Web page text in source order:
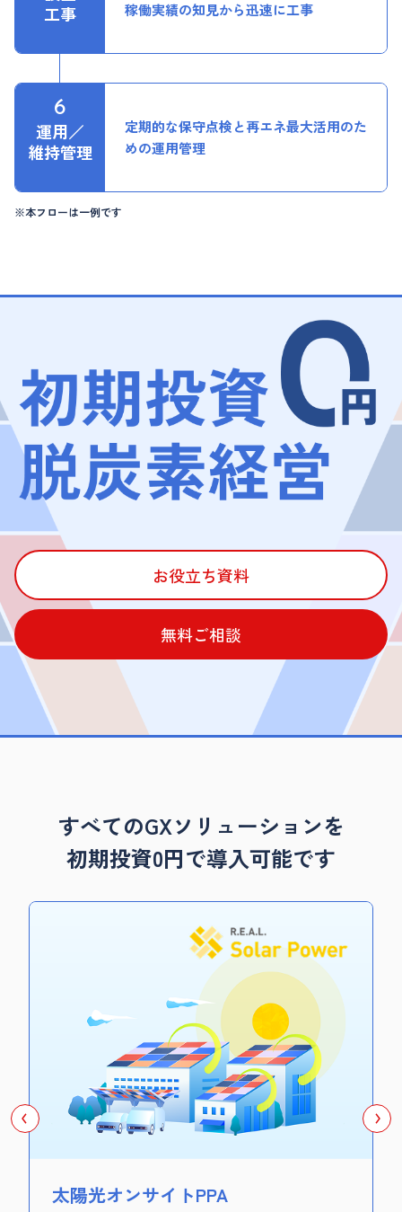
工事
稼働実績の知見から迅速に工事
運用／
維持管理
定期的な保守点検と再エネ最大活用のた
めの運用管理
※本フローは一例です
お役立ち資料
無料ご相談
すべてのGXソリューションを
初期投資0円で導入可能です
太陽光オンサイトPPA